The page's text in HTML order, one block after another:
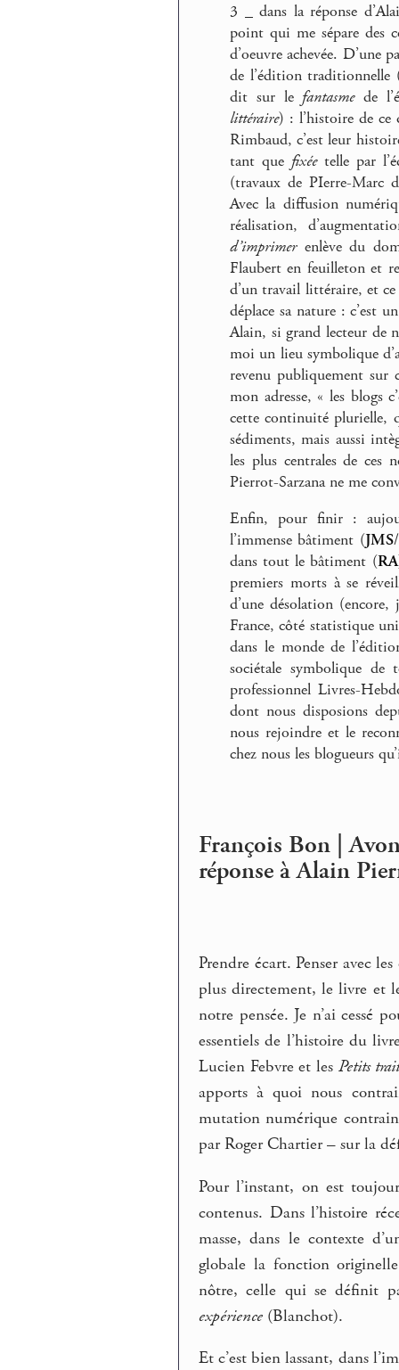
3 _ dans la réponse
point qui me sépare des
d’oeuvre achevée. D’une
de l’édition traditionnelle
dit sur le fantasmede
littéraire) : l’histoire de
Rimbaud, c’est leur
tant que fixéetelle par
(travaux de PIerre-Marc
Avec la diffusion
réalisation,
d’imprimerenlève du
Flaubert en feuilleton et
d’un travail littéraire, et
déplace sa nature : c’est
Alain, si grand lecteur de
moi un lieu symbolique
revenu publiquement sur
mon adresse, « les blogs
cette continuité plurielle,
sédiments, mais aussi
les plus centrales de ces
Pierrot-Sarzana ne me
Enfin, pour finir :
l’immense bâtiment (JMS/
dans tout le bâtiment (RA
premiers morts à se
d’une désolation
France, côté statistique
dans le monde de
sociétale symbolique de
professionnel Livres-
dont nous disposions
nous rejoindre et le
chez nous les blogueurs
François Bon |
réponse à Alain
Prendre écart. Penser avec
plus directement, le livre et
notre pensée. Je n’ai cessé
essentiels de l’histoire du
Lucien Febvre et les Petits
apports à quoi nous
mutation numérique
par Roger Chartier – sur la
Pour l’instant, on est
contenus. Dans l’histoire
masse, dans le contexte
globale la fonction
nôtre, celle qui se définit
expérience (Blanchot).
Et c’est bien lassant, dans